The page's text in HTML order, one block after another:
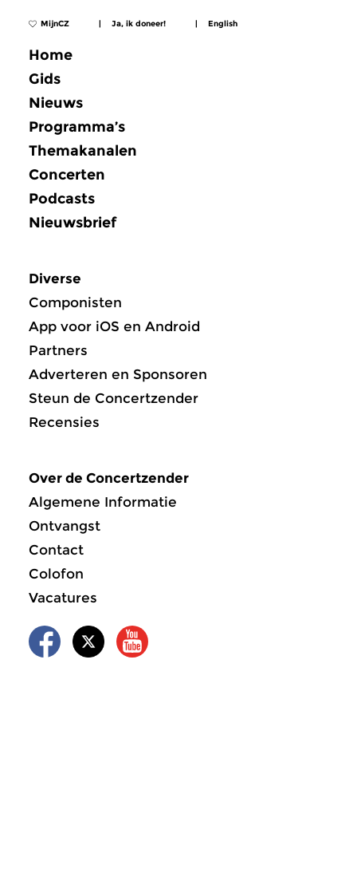
MijnCZ | Ja, ik doneer! | English
Home
Gids
Nieuws
Programma’s
Themakanalen
Concerten
Podcasts
Nieuwsbrief
Diverse
Componisten
App voor iOS en Android
Partners
Adverteren en Sponsoren
Steun de Concertzender
Recensies
Over de Concertzender
Algemene Informatie
Ontvangst
Contact
Colofon
Vacatures